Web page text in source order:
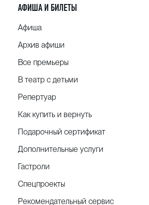
АФИША И БИЛЕТЫ
Афиша
Архив афиши
Все премьеры
В театр с детьми
Репертуар
Как купить и вернуть
Подарочный сертификат
Дополнительные услуги
Гастроли
Спецпроекты
Рекомендательный сервис